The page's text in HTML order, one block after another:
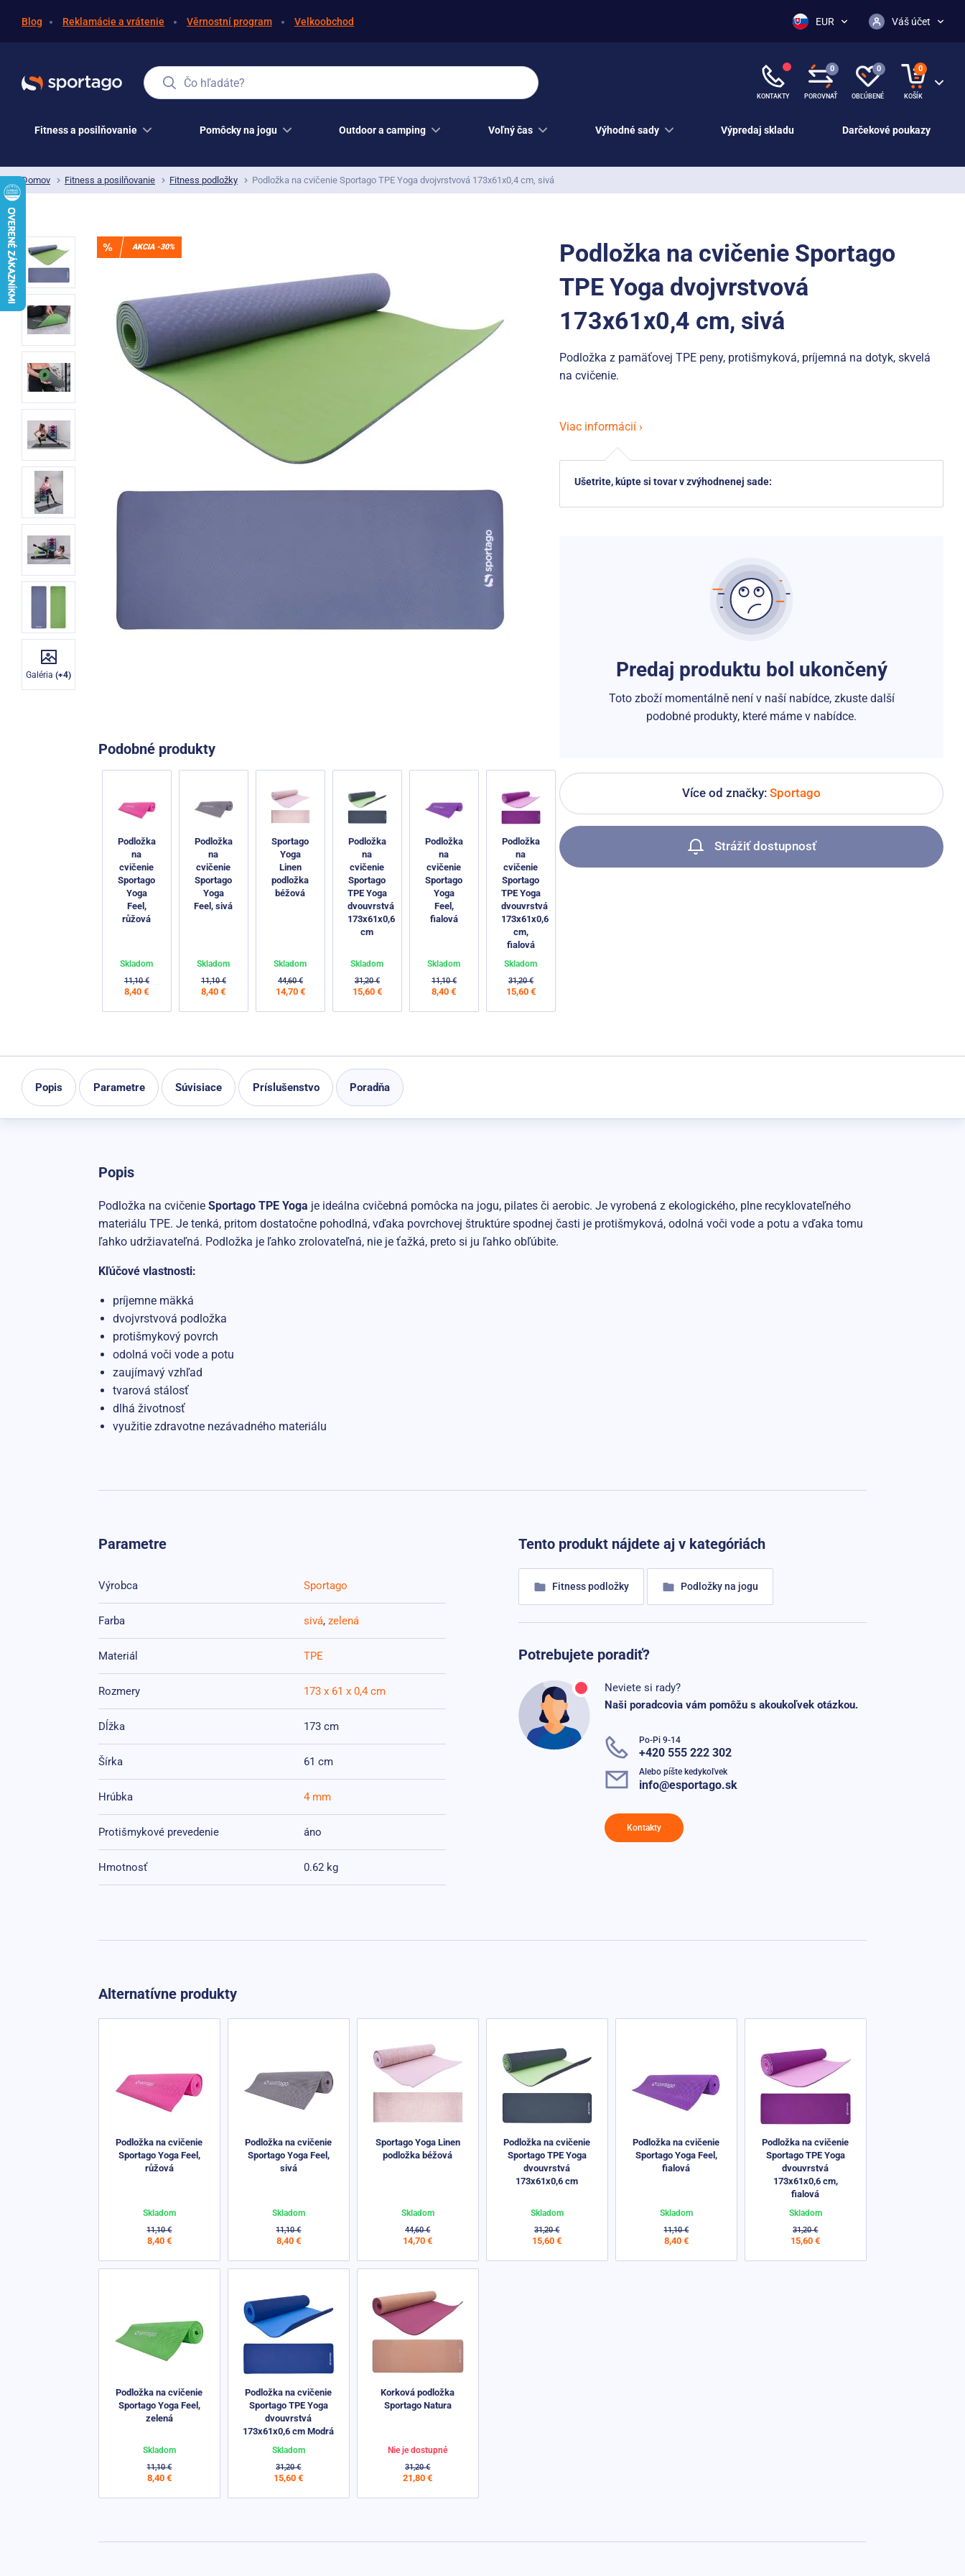
Blog Reklamácie a vrátenie Věrnostní program Velkoobchod EUR Váš účet
KONTAKTY
0
POROVNAŤ
0
OBĽÚBENÉ
0
KOŠÍK
Čo hľadáte?
Fitness a posilňovanie Pomôcky na jogu Outdoor a camping Voľný čas Výhodné sady Výpredaj skladu Darčekové poukazy
Domov Fitness a posilňovanie Fitness podložky Podložka na cvičenie Sportago TPE Yoga dvojvrstvová 173x61x0,4 cm, sivá
Podložka na cvičenie Sportago
TPE Yoga dvojvrstvová
173x61x0,4 cm, sivá
Podložka z pamäťovej TPE peny, protišmyková, príjemná na dotyk, skvelá
na cvičenie.
Viac informácií ›
Ušetrite, kúpte si tovar v zvýhodnenej sade:
Predaj produktu bol ukončený
Toto zboží momentálně není v naší nabídce, zkuste další
podobné produkty, které máme v nabídce.
Více od značky: Sportago
Strážiť dostupnosť
Galéria (+4)
AKCIA -30%
Podobné produkty
Podložka
na
cvičenie
Sportago
Yoga
Feel,
růžová
11,10 €
8,40 €
Skladom
Podložka
na
cvičenie
Sportago
Yoga
Feel, sivá
11,10 €
8,40 €
Skladom
Sportago
Yoga
Linen
podložka
béžová
44,60 €
14,70 €
Skladom
Podložka
na
cvičenie
Sportago
TPE Yoga
dvouvrstvá
173x61x0,6
cm
31,20 €
15,60 €
Skladom
Podložka
na
cvičenie
Sportago
Yoga
Feel,
fialová
11,10 €
8,40 €
Skladom
Podložka
na
cvičenie
Sportago
TPE Yoga
dvouvrstvá
173x61x0,6
cm,
fialová
31,20 €
15,60 €
Skladom
Popis Parametre Súvisiace Príslušenstvo Poradňa
Popis
Podložka na cvičenie Sportago TPE Yoga je ideálna cvičebná pomôcka na jogu, pilates či aerobic. Je vyrobená z ekologického, plne recyklovateľného
materiálu TPE. Je tenká, pritom dostatočne pohodlná, vďaka povrchovej štruktúre spodnej časti je protišmyková, odolná voči vode a potu a vďaka tomu
ľahko udržiavateľná. Podložka je ľahko zrolovateľná, nie je ťažká, preto si ju ľahko obľúbite.
Kľúčové vlastnosti:
príjemne mäkká
dvojvrstvová podložka
protišmykový povrch
odolná voči vode a potu
zaujímavý vzhľad
tvarová stálosť
dlhá životnosť
využitie zdravotne nezávadného materiálu
Parametre
Výrobca Sportago
Farba sivá, zelená
Materiál TPE
Rozmery 173 x 61 x 0,4 cm
Dĺžka 173 cm
Šírka 61 cm
Hrúbka 4 mm
Protišmykové prevedenie áno
Hmotnosť 0.62 kg
Tento produkt nájdete aj v kategóriách
Fitness podložky Podložky na jogu
Potrebujete poradiť?
Neviete si rady?
Naši poradcovia vám pomôžu s akoukoľvek otázkou.
Po-Pi 9-14
+420 555 222 302
Alebo píšte kedykoľvek
info@esportago.sk
Kontakty
Alternatívne produkty
Podložka na cvičenie
Sportago Yoga Feel,
růžová
11,10 €
8,40 €
Skladom
Podložka na cvičenie
Sportago Yoga Feel,
sivá
11,10 €
8,40 €
Skladom
Sportago Yoga Linen
podložka béžová
44,60 €
14,70 €
Skladom
Podložka na cvičenie
Sportago TPE Yoga
dvouvrstvá
173x61x0,6 cm
31,20 €
15,60 €
Skladom
Podložka na cvičenie
Sportago Yoga Feel,
fialová
11,10 €
8,40 €
Skladom
Podložka na cvičenie
Sportago TPE Yoga
dvouvrstvá
173x61x0,6 cm,
fialová
31,20 €
15,60 €
Skladom
Podložka na cvičenie
Sportago Yoga Feel,
zelená
11,10 €
8,40 €
Skladom
Podložka na cvičenie
Sportago TPE Yoga
dvouvrstvá
173x61x0,6 cm Modrá
31,20 €
15,60 €
Skladom
Korková podložka
Sportago Natura
31,20 €
21,80 €
Nie je dostupné